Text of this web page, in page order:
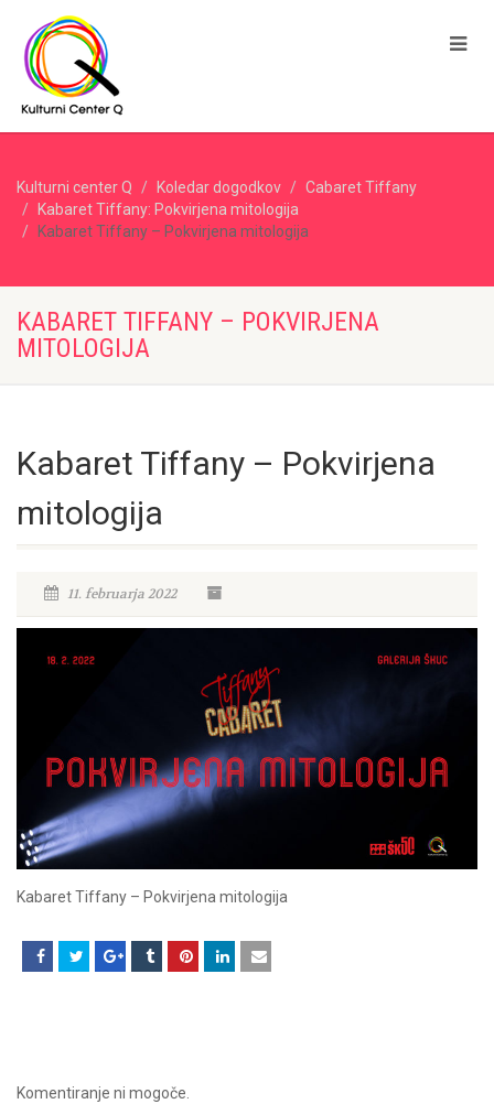
Kulturni center Q Koledar dogodkov
Cabaret Tiffany
Kabaret Tiffany: Pokvirjena mitologija
Kabaret Tiffany – Pokvirjena mitologija
KABARET TIFFANY – POKVIRJENA
MITOLOGIJA
Kabaret Tiffany – Pokvirjena
mitologija
11. februarja 2022
Kabaret Tiffany – Pokvirjena mitologija
Komentiranje ni mogoče.